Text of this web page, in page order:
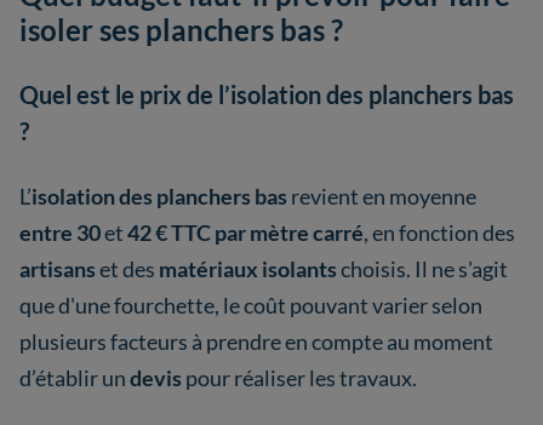
isoler ses planchers bas ?
Quel est le prix de l’isolation des planchers bas
?
L’isolation des planchers bas revient en moyenne
entre 30et42 € TTC par mètre carré, en fonction des
artisanset des matériaux isolantschoisis. Il ne s'agit
que d'une fourchette, le coût pouvant varier selon
plusieurs facteurs à prendre en compte au moment
d’établir undevis pour réaliser les travaux.